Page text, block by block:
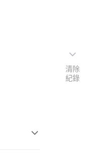
清除
紀錄